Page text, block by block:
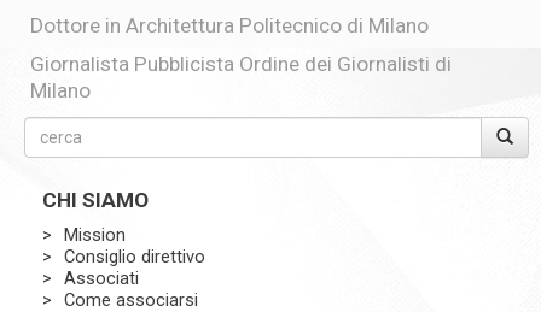
Dottore in Architettura Politecnico di Milano
Giornalista Pubblicista Ordine dei Giornalisti di
Milano
CHI SIAMO
Mission
Consiglio direttivo
Associati
Come associarsi